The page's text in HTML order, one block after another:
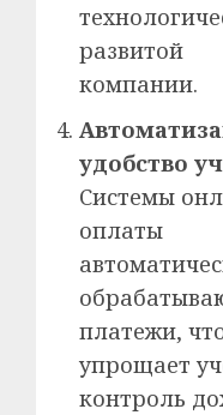
развитой
компании.
удобство
Системы
оплаты
платежи,
упрощает
контроль